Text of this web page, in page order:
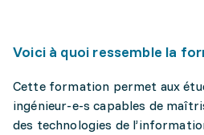
Voici à quoi ressemble la
Cette formation permet aux
ingénieur-e-s capables de
des technologies de